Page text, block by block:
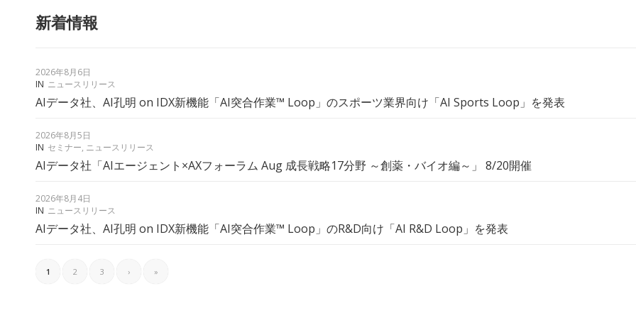
新着情報
2026年8月6日
IN ニュースリリース
AIデータ社、AI孔明 on IDX新機能「AI突合作業™︎ Loop」のスポーツ業界向け「AI Sports Loop」を発表
2026年8月5日
IN セミナー, ニュースリリース
AIデータ社「AIエージェント×AXフォーラム Aug 成長戦略17分野 ～創薬・バイオ編～」 8/20開催
2026年8月4日
IN ニュースリリース
AIデータ社、AI孔明 on IDX新機能「AI突合作業™︎ Loop」のR&D向け「AI R&D Loop」を発表
1 2 3 › »